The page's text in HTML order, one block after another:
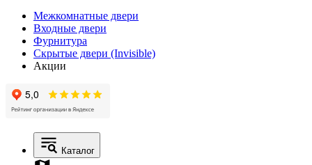
Межкомнатные двери
Входные двери
Фурнитура
Скрытые двери (Invisible)
Акции
Каталог